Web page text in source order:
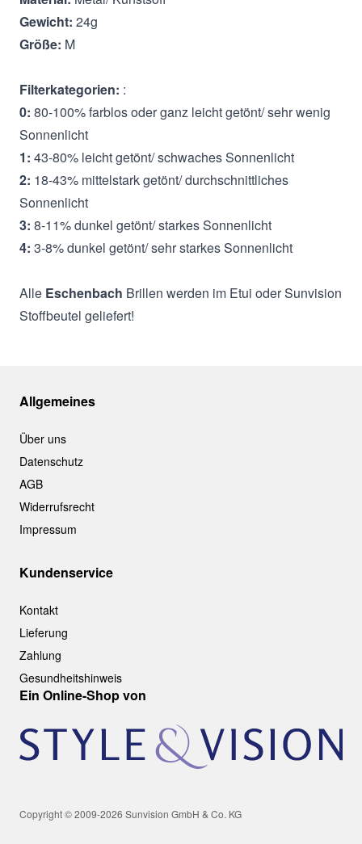
Gewicht: 24g
Größe: M
Filterkategorien: :
0: 80-100% farblos oder ganz leicht getönt/ sehr wenig
Sonnenlicht
1: 43-80% leicht getönt/ schwaches Sonnenlicht
2: 18-43% mittelstark getönt/ durchschnittliches
Sonnenlicht
3: 8-11% dunkel getönt/ starkes Sonnenlicht
4: 3-8% dunkel getönt/ sehr starkes Sonnenlicht
Alle Eschenbach Brillen werden im Etui oder Sunvision
Stoffbeutel geliefert!
Allgemeines
Über uns
Datenschutz
AGB
Widerrufsrecht
Impressum
Kundenservice
Kontakt
Lieferung
Zahlung
Gesundheitshinweis
Ein Online-Shop von
Copyright © 2009-2026 Sunvision GmbH & Co. KG